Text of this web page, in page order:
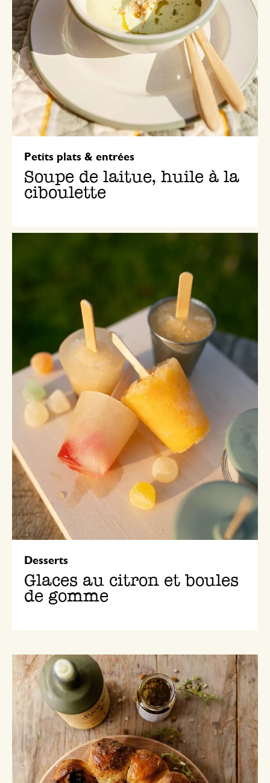
Petits plats & entrées
Soupe de laitue, huile à la
ciboulette
Desserts
Glaces au citron et boules
de gomme